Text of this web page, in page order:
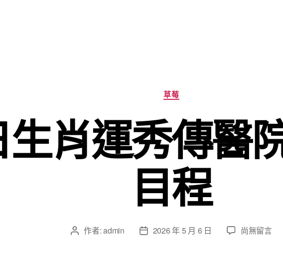
分
類
草莓
肖運秀傳醫
目程
文 作者:admin
文 2026 年 5 月 6 日
在
尚無留言